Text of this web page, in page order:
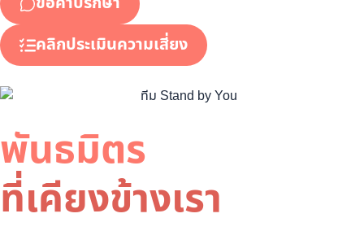
คลิกประเมินความเสี่ยง
พันธมิตร
ที่เคียงข้างเรา